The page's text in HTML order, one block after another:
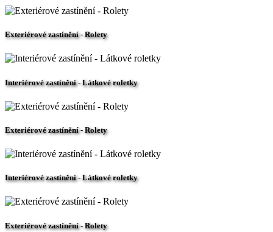
Exteriérové zastínění - Rolety
Interiérové zastínění - Látkové roletky
Exteriérové zastínění - Rolety
Interiérové zastínění - Látkové roletky
Exteriérové zastínění - Rolety